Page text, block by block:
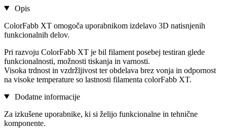
Opis
ColorFabb XT omogoča uporabnikom izdelavo 3D natisnjenih
funkcionalnih delov.
Pri razvoju ColorFabb XT je bil filament posebej testiran glede
funkcionalnosti, možnosti tiskanja in varnosti.
Visoka trdnost in vzdržljivost ter obdelava brez vonja in odpornost
na visoke temperature so lastnosti filamenta colorFabb XT.
Dodatne informacije
Za izkušene uporabnike, ki si želijo funkcionalne in tehnične
komponente.